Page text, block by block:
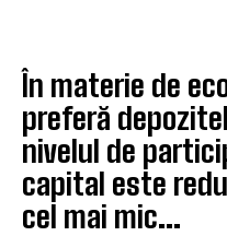
În materie de
preferă
nivelul de
capital este
cel mai mic...